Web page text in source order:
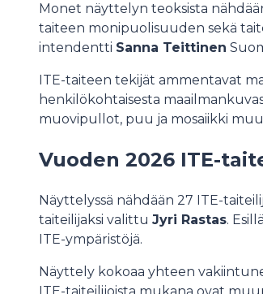
Monet näyttelyn teoksista
taiteen monipuolisuuden sekä
intendentti Sanna Teittinen
ITE-taiteen tekijät ammentavat
henkilökohtaisesta
muovipullot, puu ja mosaiikki
Vuoden 2026 ITE-
Näyttelyssä nähdään 27 ITE-
taiteilijaksi valittu Jyri Rastas.
ITE-ympäristöjä.
Näyttely kokoaa yhteen